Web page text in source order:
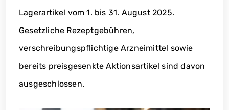
Lagerartikel vom 1. bis 31. August 2025.
Gesetzliche Rezeptgebühren,
verschreibungspflichtige Arzneimittel sowie
bereits preisgesenkte Aktionsartikel sind davon
ausgeschlossen.